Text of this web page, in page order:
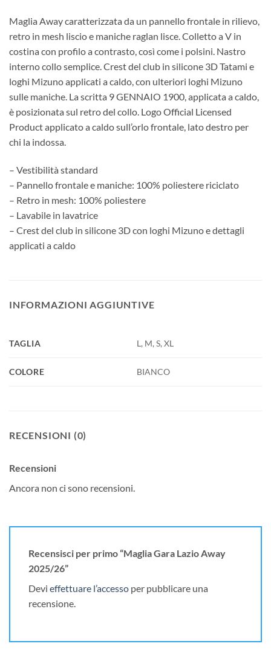
Maglia Away caratterizzata da un pannello frontale in rilievo,
retro in mesh liscio e maniche raglan lisce. Colletto a V in
costina con profilo a contrasto, così come i polsini. Nastro
interno collo semplice. Crest del club in silicone 3D Tatami e
loghi Mizuno applicati a caldo, con ulteriori loghi Mizuno
sulle maniche. La scritta 9 GENNAIO 1900, applicata a caldo,
è posizionata sul retro del collo. Logo Official Licensed
Product applicato a caldo sull’orlo frontale, lato destro per
chi la indossa.
– Vestibilità standard
– Pannello frontale e maniche: 100% poliestere riciclato
– Retro in mesh: 100% poliestere
– Lavabile in lavatrice
– Crest del club in silicone 3D con loghi Mizuno e dettagli
applicati a caldo
INFORMAZIONI AGGIUNTIVE
TAGLIA L, M, S, XL
COLORE BIANCO
RECENSIONI (0)
Recensioni
Ancora non ci sono recensioni.
Recensisci per primo “Maglia Gara Lazio Away
2025/26”
Devi effettuare l’accesso per pubblicare una
recensione.